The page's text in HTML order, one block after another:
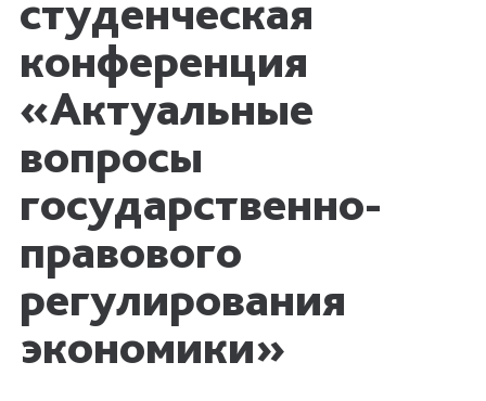
студенческая
конференция
«Актуальные
вопросы
государственно-
правового
регулирования
экономики»